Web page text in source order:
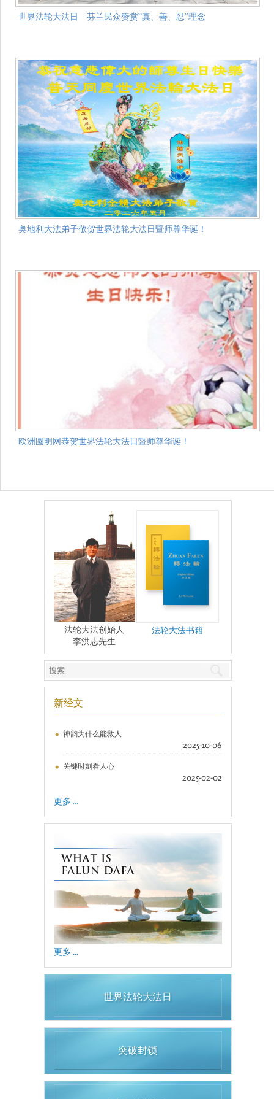
世界法轮大法日 芬兰民众赞赏”真、善、忍”理念
奥地利大法弟子敬贺世界法轮大法日暨师尊华诞！
欧洲圆明网恭贺世界法轮大法日暨师尊华诞！
法轮大法创始人
李洪志先生
法轮大法书籍
新经文
神韵为什么能救人
2025-10-06
关键时刻看人心
2025-02-02
更多 ...
更多 ...
世界法轮大法日
突破封锁